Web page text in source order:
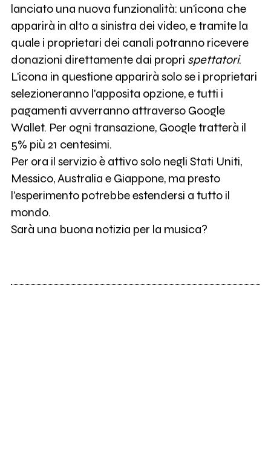
lanciato una nuova funzionalità: un'icona che
apparirà in alto a sinistra dei video, e tramite la
quale i proprietari dei canali potranno ricevere
donazioni direttamente dai propri spettatori.
L'icona in questione apparirà solo se i proprietari
selezioneranno l'apposita opzione, e tutti i
pagamenti avverranno attraverso Google
Wallet. Per ogni transazione, Google tratterà il
5% più 21 centesimi.
Per ora il servizio è attivo solo negli Stati Uniti,
Messico, Australia e Giappone, ma presto
l'esperimento potrebbe estendersi a tutto il
mondo.
Sarà una buona notizia per la musica?